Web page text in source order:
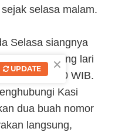
selasa malam.
Selasa siangnya
napi yang lari
pukul 13.00 WIB.
Kasi
dua buah nomor
langsung,
×
UPDATE